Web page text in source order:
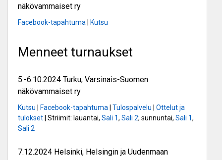
näkövammaiset ry
Facebook-tapahtuma Kutsu
Menneet turnaukset
5.-6.10.2024 Turku, Varsinais-Suomen
näkövammaiset ry
Kutsu Facebook-tapahtuma Tulospalvelu
Ottelut ja
tulokset | Striimit: lauantai, Sali 1, Sali 2; sunnuntai, Sali 1,
Sali 2
7.12.2024 Helsinki, Helsingin ja Uudenmaan